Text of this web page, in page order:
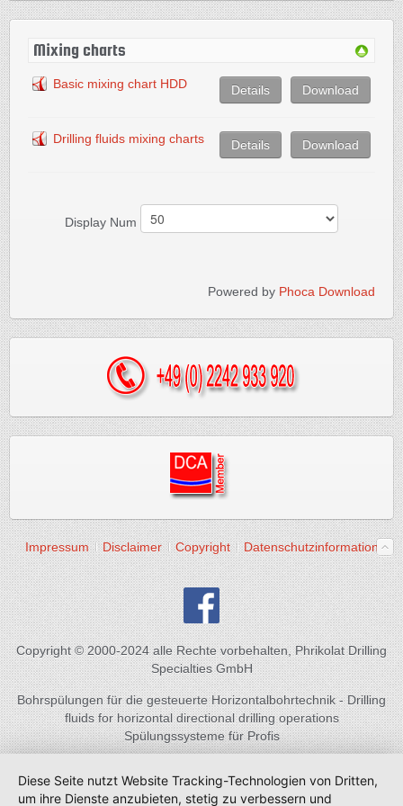
Mixing charts
Basic mixing chart HDD Download
Details
Drilling fluids mixing charts Download
Details
Display Num
Powered by Phoca Download
Impressum Disclaimer Copyright Datenschutzinformation
Copyright © 2000-2024 alle Rechte vorbehalten, Phrikolat Drilling
Specialties GmbH
Bohrspülungen für die gesteuerte Horizontalbohrtechnik - Drilling
fluids for horizontal directional drilling operations
Spülungssysteme für Profis
Diese Seite nutzt Website Tracking-Technologien von Dritten,
um ihre Dienste anzubieten, stetig zu verbessern und